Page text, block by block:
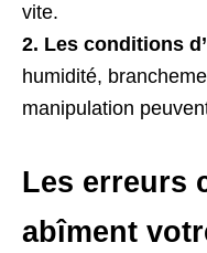
vite.
2. Les conditions
humidité,
manipulation
Les erreurs
abîment